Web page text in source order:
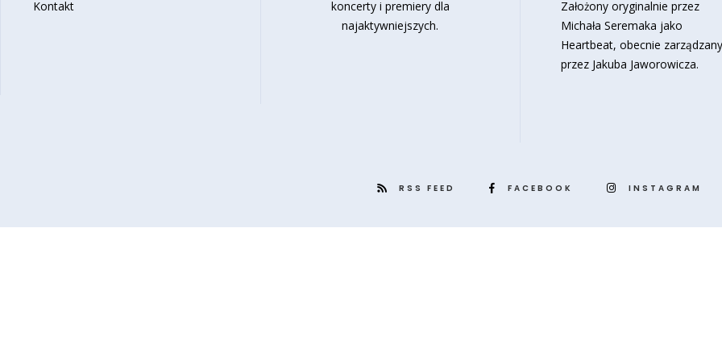
Kontakt
koncerty i premiery dla
najaktywniejszych.
Założony oryginalnie przez
Michała Seremaka jako
Heartbeat, obecnie
przez Jakuba Jaworowicza.
RSS FEED FACEBOOK INSTAGRAM